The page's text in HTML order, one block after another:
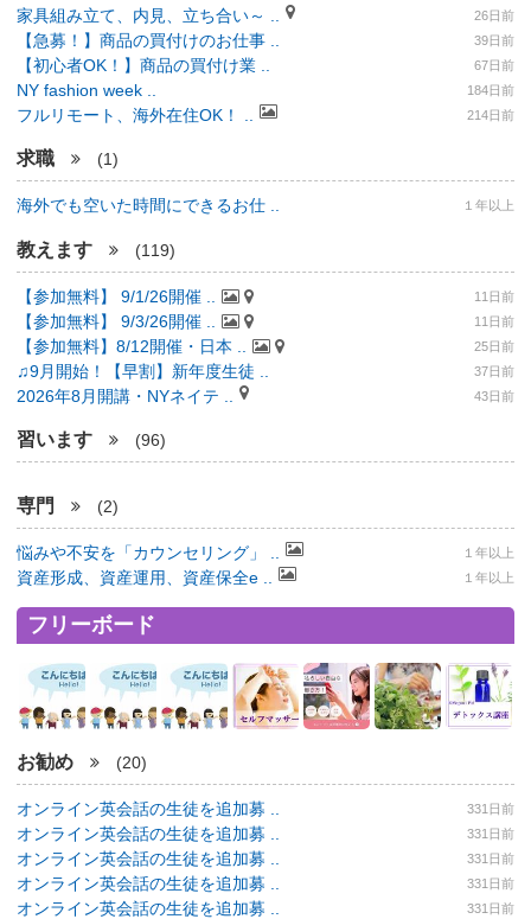
家具組み立て、内見、立ち合い～ .. 26日前
【急募！】商品の買付けのお仕事 .. 39日前
【初心者OK！】商品の買付け業 .. 67日前
NY fashion week .. 184日前
フルリモート、海外在住OK！ .. 214日前
求職 (1)
海外でも空いた時間にできるお仕 .. １年以上
教えます (119)
【参加無料】 9/1/26開催 .. 11日前
【参加無料】 9/3/26開催 .. 11日前
【参加無料】8/12開催・日本 .. 25日前
♫9月開始！【早割】新年度生徒 .. 37日前
2026年8月開講・NYネイテ .. 43日前
習います (96)
専門 (2)
悩みや不安を「カウンセリング」 .. １年以上
資産形成、資産運用、資産保全e .. １年以上
フリーボード
お勧め (20)
オンライン英会話の生徒を追加募 .. 331日前
オンライン英会話の生徒を追加募 .. 331日前
オンライン英会話の生徒を追加募 .. 331日前
オンライン英会話の生徒を追加募 .. 331日前
オンライン英会話の生徒を追加募 .. 331日前